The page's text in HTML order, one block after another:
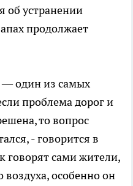
об устранении
продолжает
один из самых
проблема дорог и
то вопрос
- говорится в
говорят сами жители,
воздуха, особенно он